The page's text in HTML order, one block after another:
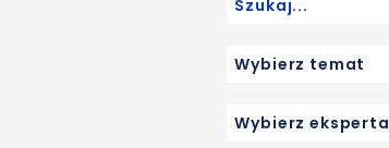
Wybierz temat
Wybierz eksperta